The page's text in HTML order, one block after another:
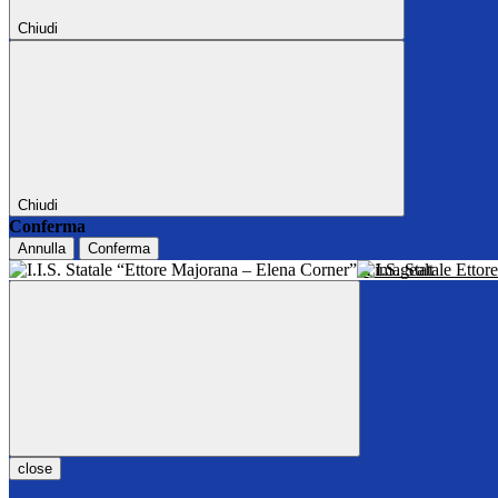
Chiudi
Chiudi
Conferma
Annulla Conferma
I.I.S. Statale
close